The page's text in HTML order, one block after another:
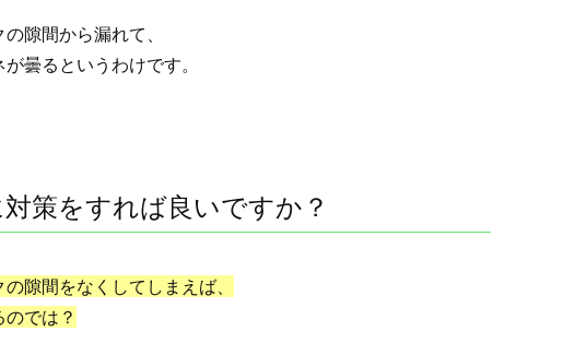
隙間から漏れて、
曇るというわけです。
策をすれば良いですか？
の隙間をなくしてしまえば、
では？